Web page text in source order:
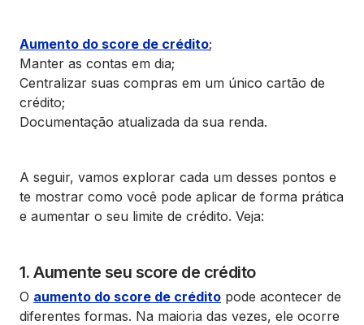
Aumento do score de crédito;
Manter as contas em dia;
Centralizar suas compras em um único cartão de
crédito;
Documentação atualizada da sua renda.
A seguir, vamos explorar cada um desses pontos e
te mostrar como você pode aplicar de forma prática
e aumentar o seu limite de crédito. Veja:
1. Aumente seu score de crédito
O aumento do score de crédito pode acontecer de
diferentes formas. Na maioria das vezes, ele ocorre